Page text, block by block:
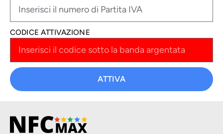
CODICE ATTIVAZIONE
ATTIVA